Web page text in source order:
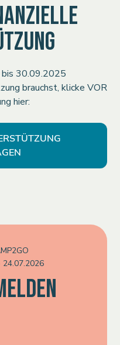
bis 30.09.2025
brauchst, klicke VOR
hier:
24.07.2026